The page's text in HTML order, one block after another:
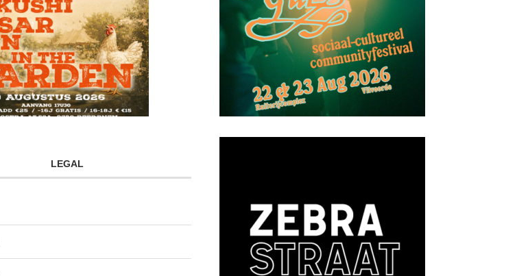
LEGAL